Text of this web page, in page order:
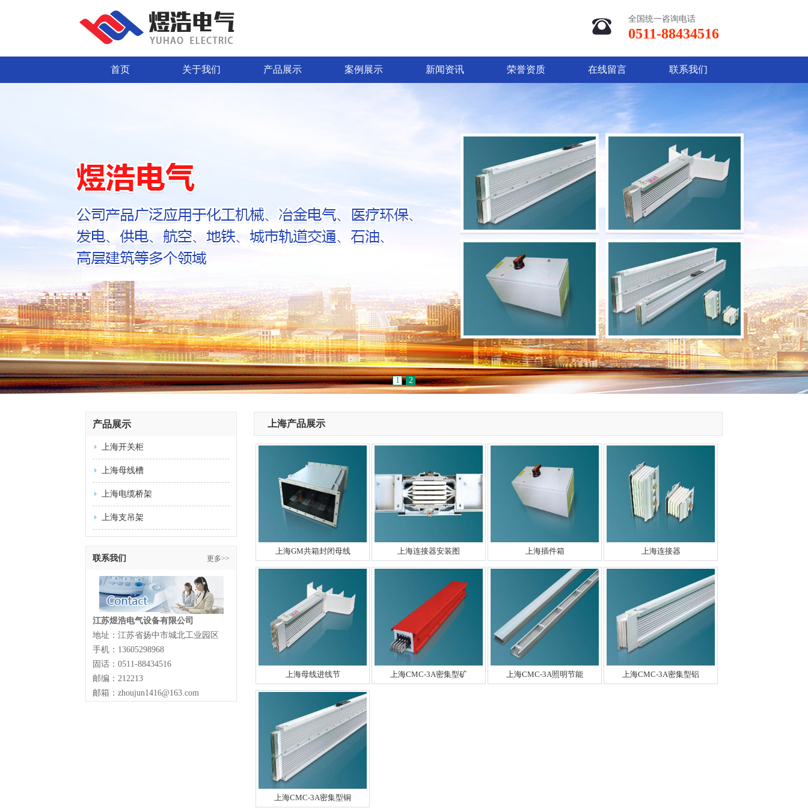
全国统一咨询电话
0511-88434516
首页 关于我们 产品展示 案例展示 新闻资讯 荣誉资质 在线留言 联系我们
1 2
产品展示
上海开关柜
上海母线槽
上海电缆桥架
上海支吊架
联系我们 更多>>
江苏煜浩电气设备有限公司
地址：江苏省扬中市城北工业园区
手机：13605298968
固话：0511-88434516
邮编：212213
邮箱：zhoujun1416@163.com
上海产品展示
上海GM共箱封闭母线 上海连接器安装图 上海插件箱 上海连接器
上海母线进线节 上海CMC-3A密集型矿 上海CMC-3A照明节能 上海CMC-3A密集型铝
上海CMC-3A密集型铜